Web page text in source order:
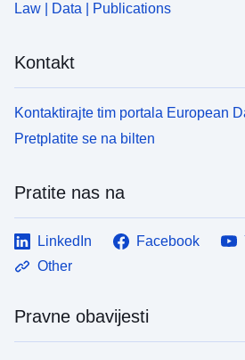
Law | Data | Publications
Kontakt
Kontaktirajte tim portala European
Pretplatite se na bilten
Pratite nas na
LinkedIn Facebook
Other
Pravne obavijesti